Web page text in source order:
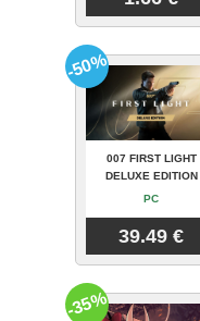
007 FIRST LIGHT
DELUXE EDITION
PC
39.49 €
-50%
-35%